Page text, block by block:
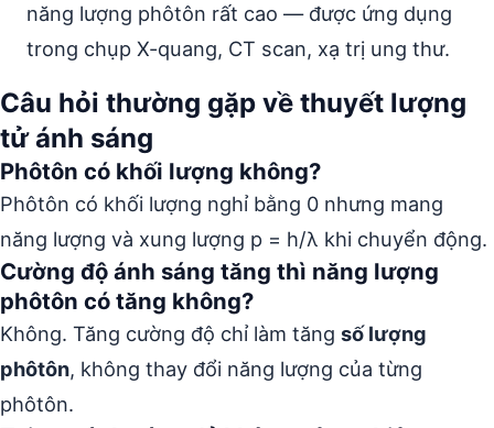
năng lượng phôtôn rất cao — được ứng dụng
trong chụp X-quang, CT scan, xạ trị ung thư.
Câu hỏi thường gặp về thuyết lượng
tử ánh sáng
Phôtôn có khối lượng không?
Phôtôn có khối lượng nghỉ bằng 0 nhưng mang
năng lượng và xung lượng p = h/λ khi chuyển động.
Cường độ ánh sáng tăng thì năng lượng
phôtôn có tăng không?
Không. Tăng cường độ chỉ làm tăng số lượng
phôtôn, không thay đổi năng lượng của từng
phôtôn.